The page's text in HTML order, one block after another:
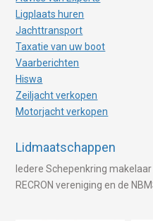
Ligplaats huren
Jachttransport
Taxatie van uw boot
Vaarberichten
Hiswa
Zeiljacht verkopen
Motorjacht verkopen
Lidmaatschappen
Iedere Schepenkring
RECRON vereniging en de